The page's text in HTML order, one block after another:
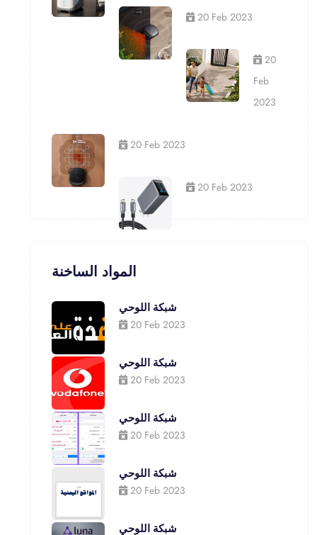
20 Feb 2023
20
Feb
2023
20 Feb 2023
20 Feb 2023
المواد الساخنة
شبكة اللوحي
20 Feb 2023
شبكة اللوحي
20 Feb 2023
شبكة اللوحي
20 Feb 2023
شبكة اللوحي
20 Feb 2023
شبكة اللوحي